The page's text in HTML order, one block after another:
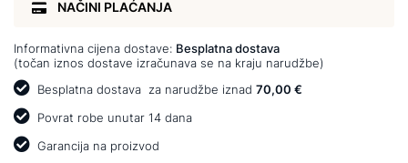
NAČINI PLAĆANJA
Informativna cijena dostave: Besplatna dostava
(točan iznos dostave izračunava se na kraju narudžbe)
Besplatna dostava za narudžbe iznad 70,00 €
Povrat robe unutar 14 dana
Garancija na proizvod